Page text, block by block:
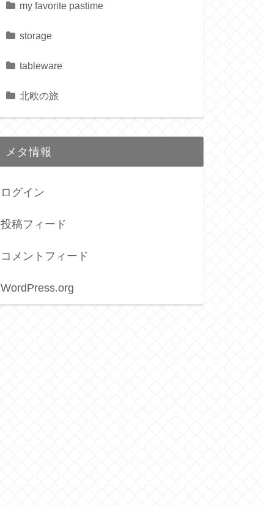
my favorite pastime
storage
tableware
北欧の旅
メタ情報
ログイン
投稿フィード
コメントフィード
WordPress.org